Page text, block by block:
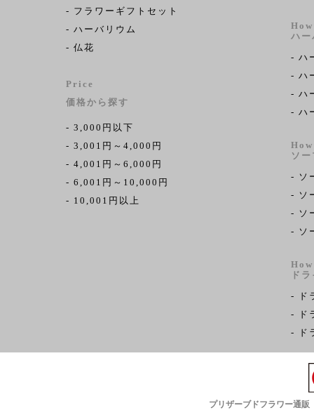
- フラワーギフトセット
- ハーバリウム
- 仏花
Price
価格から探す
- 3,000円以下
- 3,001円～4,000円
- 4,001円～6,000円
- 6,001円～10,000円
- 10,001円以上
ハー
- ハ
- ハ
- ハ
- ハ
ソ
- ソ
- ソ
- ソ
- ソ
ド
- ド
- ド
- ド
プリザーブドフラワー通